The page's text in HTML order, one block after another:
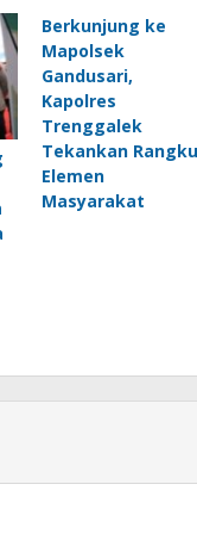
Berkunjung ke
Mapolsek
Gandusari,
Kapolres
Trenggalek
Tekankan
Elemen
Masyarakat